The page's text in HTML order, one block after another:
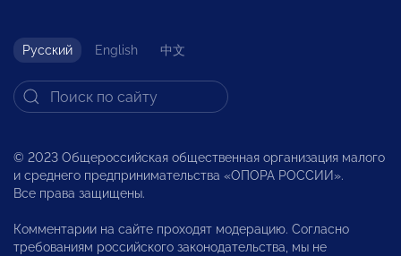
Русский English 中文
© 2023 Общероссийская общественная организация малого
и среднего предпринимательства «ОПОРА РОССИИ».
Все права защищены.
Комментарии на сайте проходят модерацию. Согласно
требованиям российского законодательства, мы не